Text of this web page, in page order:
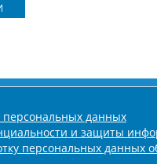
персональных данных
и защиты
персональных данных